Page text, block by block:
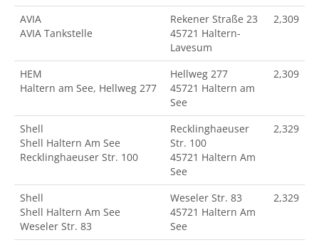
AVIA
AVIA Tankstelle
Rekener Straße 23
45721 Haltern-
Lavesum
2,309
HEM
Haltern am See, Hellweg 277
Hellweg 277
45721 Haltern am
See
2,309
Shell
Shell Haltern Am See
Recklinghaeuser Str. 100
Recklinghaeuser
Str. 100
45721 Haltern Am
See
2,329
Shell
Shell Haltern Am See
Weseler Str. 83
Weseler Str. 83
45721 Haltern Am
See
2,329